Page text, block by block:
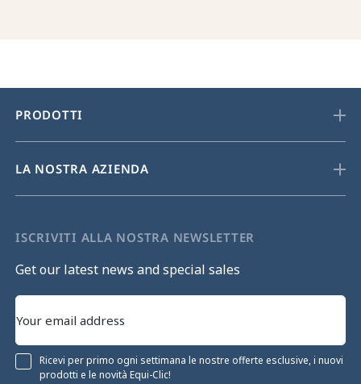
PRODOTTI
LA NOSTRA AZIENDA
ISCRIVITI ALLA NOSTRA NEWSLETTER
Get our latest news and special sales
Ricevi per primo ogni settimana le nostre offerte esclusive, i nuovi
prodotti e le novità Equi-Clic!